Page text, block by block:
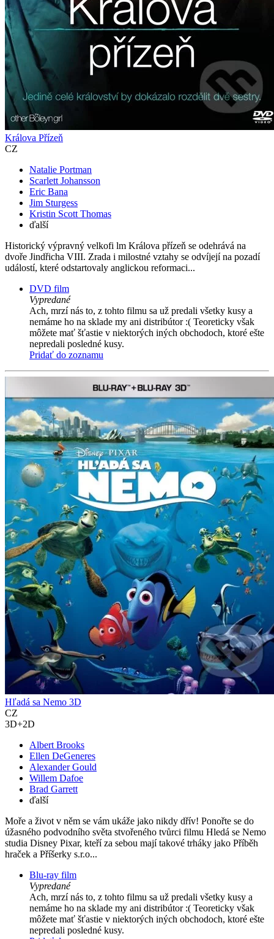
Králova Přízeň
CZ
Natalie Portman
Scarlett Johansson
Eric Bana
Jim Sturgess
Kristin Scott Thomas
ďalší
Historický výpravný velkofi lm Králova přízeň se odehrává na
dvoře Jindřicha VIII. Zrada i milostné vztahy se odvíjejí na pozadí
událostí, které odstartovaly anglickou reformaci...
DVD film
Vypredané
Ach, mrzí nás to, z tohto filmu sa už predali všetky kusy a
nemáme ho na sklade my ani distribútor :( Teoreticky však
môžete mať šťastie v niektorých iných obchodoch, ktoré ešte
nepredali posledné kusy.
Pridať do zoznamu
Hľadá sa Nemo 3D
CZ
3D+2D
Albert Brooks
Ellen DeGeneres
Alexander Gould
Willem Dafoe
Brad Garrett
ďalší
Moře a život v něm se vám ukáže jako nikdy dřív! Ponořte se do
úžasného podvodního světa stvořeného tvůrci filmu Hledá se Nemo
studia Disney Pixar, kteří za sebou mají takové trháky jako Příběh
hraček a Příšerky s.r.o...
Blu-ray film
Vypredané
Ach, mrzí nás to, z tohto filmu sa už predali všetky kusy a
nemáme ho na sklade my ani distribútor :( Teoreticky však
môžete mať šťastie v niektorých iných obchodoch, ktoré ešte
nepredali posledné kusy.